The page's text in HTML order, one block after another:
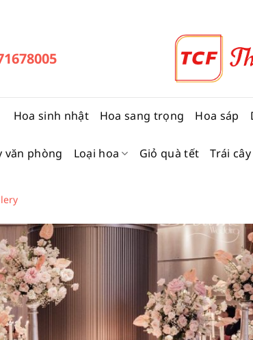
Hoa sinh nhật Hoa sang trọng Hoa sáp
văn phòng Loại hoa Giỏ quà tết Trái cây